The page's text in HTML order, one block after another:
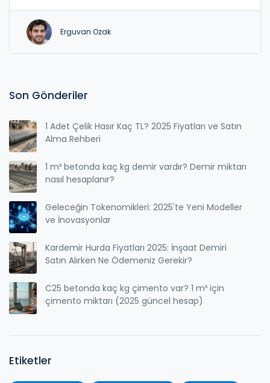
Erguvan Ozak
Son Gönderiler
1 Adet Çelik Hasır Kaç TL? 2025 Fiyatları ve Satın
Alma Rehberi
1 m³ betonda kaç kg demir vardır? Demir miktarı
nasıl hesaplanır?
Geleceğin Tokenomikleri: 2025'te Yeni Modeller
ve İnovasyonlar
Kardemir Hurda Fiyatları 2025: İnşaat Demiri
Satın Alırken Ne Ödemeniz Gerekir?
C25 betonda kaç kg çimento var? 1 m³ için
çimento miktarı (2025 güncel hesap)
Etiketler